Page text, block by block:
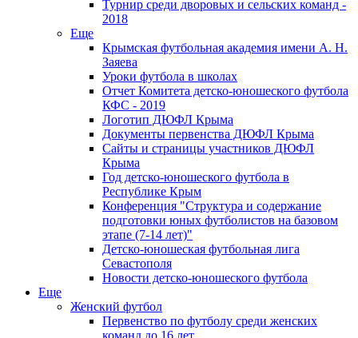
Турнир среди дворовых и сельских команд -
2018
Еще
Крымская футбольная академия имени А. Н.
Заяева
Уроки футбола в школах
Отчет Комитета детско-юношеского футбола
КФС - 2019
Логотип ДЮФЛ Крыма
Документы первенства ДЮФЛ Крыма
Сайты и страницы участников ДЮФЛ
Крыма
Год детско-юношеского футбола в
Республике Крым
Конференция "Структура и содержание
подготовки юных футболистов на базовом
этапе (7-14 лет)"
Детско-юношеская футбольная лига
Севастополя
Новости детско-юношеского футбола
Еще
Женский футбол
Первенство по футболу среди женских
команд до 16 лет